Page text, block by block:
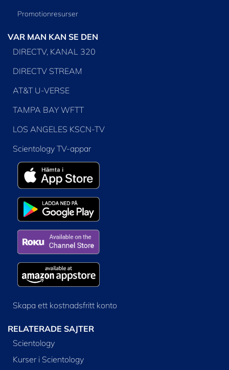
Promotionresurser
VAR MAN KAN SE DEN
DIRECTV, KANAL 320
DIRECTV STREAM
AT&T U-VERSE
TAMPA BAY WFTT
LOS ANGELES KSCN-TV
Scientology TV-appar
Skapa ett kostnadsfritt konto
RELATERADE SAJTER
Scientology
Kurser i Scientology